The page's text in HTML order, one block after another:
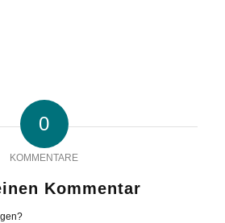
0
KOMMENTARE
Kommentar